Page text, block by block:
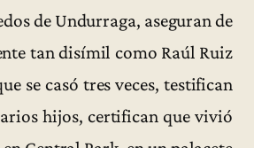
de Undurraga, aseguran de
tan disímil como Raúl Ruiz
se casó tres veces, testifican
hijos, certifican que vivió